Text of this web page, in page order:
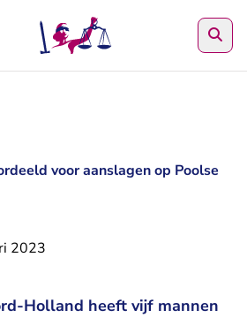
voor aanslagen op Poolse
2023
Holland heeft vijf mannen